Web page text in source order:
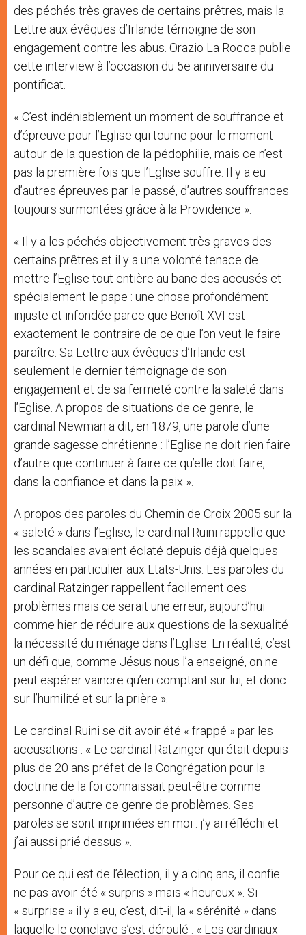
des péchés très graves de certains prêtres, mais la
Lettre aux évêques d’Irlande témoigne de son
engagement contre les abus. Orazio La Rocca publie
cette interview à l’occasion du 5e anniversaire du
pontificat.
« C’est indéniablement un moment de souffrance et
d’épreuve pour l’Eglise qui tourne pour le moment
autour de la question de la pédophilie, mais ce n’est
pas la première fois que l’Eglise souffre. Il y a eu
d’autres épreuves par le passé, d’autres souffrances
toujours surmontées grâce à la Providence ».
« Il y a les péchés objectivement très graves des
certains prêtres et il y a une volonté tenace de
mettre l’Eglise tout entière au banc des accusés et
spécialement le pape : une chose profondément
injuste et infondée parce que Benoît XVI est
exactement le contraire de ce que l’on veut le faire
paraître. Sa Lettre aux évêques d’Irlande est
seulement le dernier témoignage de son
engagement et de sa fermeté contre la saleté dans
l’Eglise. A propos de situations de ce genre, le
cardinal Newman a dit, en 1879, une parole d’une
grande sagesse chrétienne : l’Eglise ne doit rien faire
d’autre que continuer à faire ce qu’elle doit faire,
dans la confiance et dans la paix ».
A propos des paroles du Chemin de Croix 2005 sur la
« saleté » dans l’Eglise, le cardinal Ruini rappelle que
les scandales avaient éclaté depuis déjà quelques
années en particulier aux Etats-Unis. Les paroles du
cardinal Ratzinger rappellent facilement ces
problèmes mais ce serait une erreur, aujourd’hui
comme hier de réduire aux questions de la sexualité
la nécessité du ménage dans l’Eglise. En réalité, c’est
un défi que, comme Jésus nous l’a enseigné, on ne
peut espérer vaincre qu’en comptant sur lui, et donc
sur l’humilité et sur la prière ».
Le cardinal Ruini se dit avoir été « frappé » par les
accusations : « Le cardinal Ratzinger qui était depuis
plus de 20 ans préfet de la Congrégation pour la
doctrine de la foi connaissait peut-être comme
personne d’autre ce genre de problèmes. Ses
paroles se sont imprimées en moi : j’y ai réfléchi et
j’ai aussi prié dessus ».
Pour ce qui est de l’élection, il y a cinq ans, il confie
ne pas avoir été « surpris » mais « heureux ». Si
« surprise » il y a eu, c’est, dit-il, la « sérénité » dans
laquelle le conclave s’est déroulé : « Les cardinaux